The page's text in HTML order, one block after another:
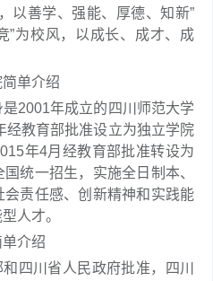
以善学、强能、厚德、知新”
”为校风，以成长、成才、成
单介绍
2001年成立的四川师范大学
经教育部批准设立为独立学院
年4月经教育部批准转设为
统一招生，实施全日制本、
责任感、创新精神和实践能
人才。
介绍
川省人民政府批准，四川